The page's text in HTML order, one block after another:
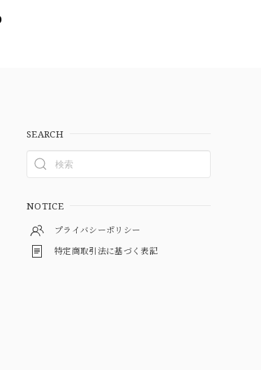
SEARCH
NOTICE
プライバシーポリシー
特定商取引法に基づく表記